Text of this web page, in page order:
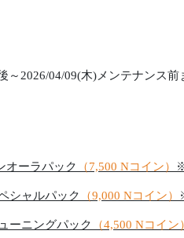
～2026/04/09(木)メンテナンス前
ーラパック （7,500 Nコイン）
シャルパック （9,000 Nコイン）
ーニングパック （4,500 Nコイン）